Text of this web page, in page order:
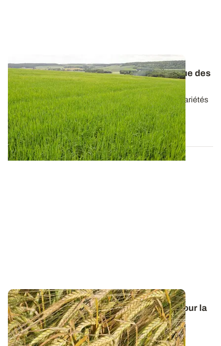
Orges d’hiver et de printemps : le catalogue des
variétés réactualisé
Retrouvez les caractéristiques de l’ensemble des variétés
d’orges disponibles en 2026...
20 AVR. 2026
Orge de printemps : nos préconisations pour la
campagne 2026
Retrouvez tous les résultats d’essais de la dernière